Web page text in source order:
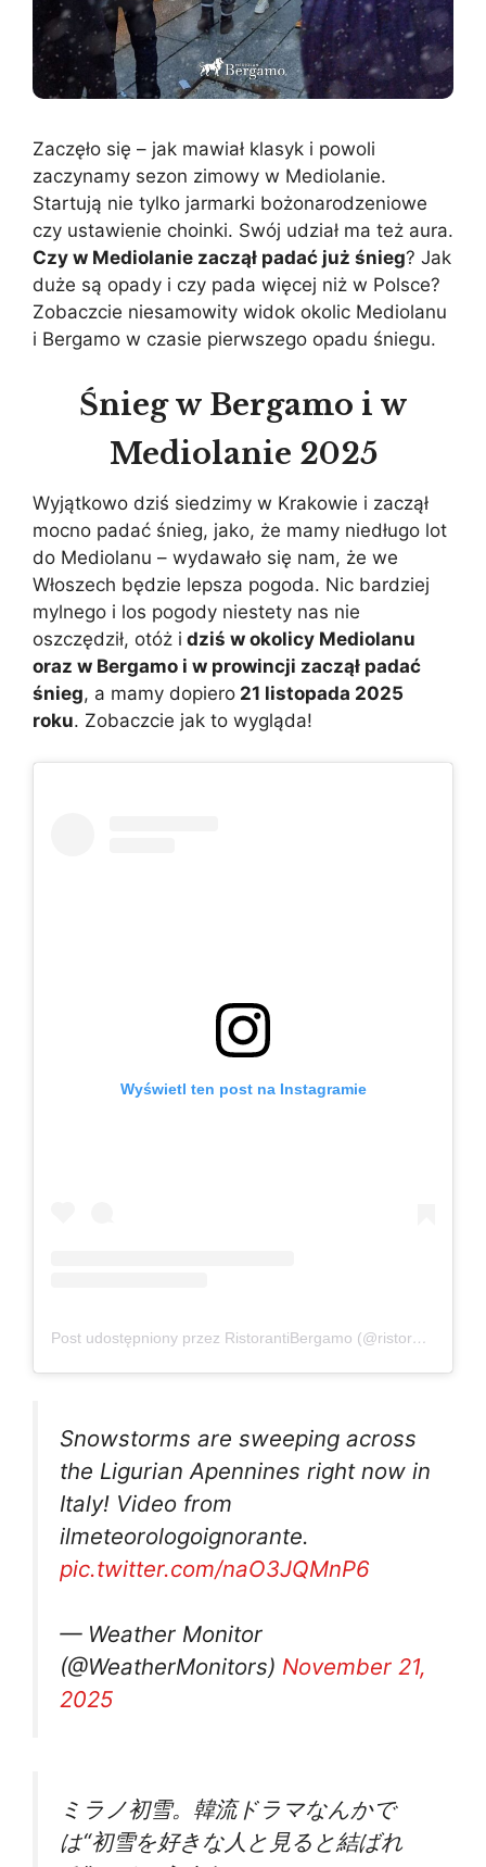
Zaczęło się – jak mawiał klasyk i powoli
zaczynamy sezon zimowy w Mediolanie.
Startują nie tylko jarmarki bożonarodzeniowe
czy ustawienie choinki. Swój udział ma też aura.
Czy w Mediolanie zaczął padać już śnieg? Jak
duże są opady i czy pada więcej niż w Polsce?
Zobaczcie niesamowity widok okolic Mediolanu
i Bergamo w czasie pierwszego opadu śniegu.
Śnieg w Bergamo i w
Mediolanie 2025
Wyjątkowo dziś siedzimy w Krakowie i zaczął
mocno padać śnieg, jako, że mamy niedługo lot
do Mediolanu – wydawało się nam, że we
Włoszech będzie lepsza pogoda. Nic bardziej
mylnego i los pogody niestety nas nie
oszczędził, otóż i dziś w okolicy Mediolanu
oraz w Bergamo i w prowincji zaczął padać
śnieg, a mamy dopiero 21 listopada 2025
roku. Zobaczcie jak to wygląda!
Wyświetl ten post na Instagramie
Post udostępniony przez RistorantiBergamo (@ristorantibergamo)
Snowstorms are sweeping across
the Ligurian Apennines right now in
Italy! Video from
ilmeteorologoignorante.
pic.twitter.com/naO3JQMnP6
— Weather Monitor
(@WeatherMonitors) November 21,
2025
ミラノ初雪。韓流ドラマなんかで
は“初雪を好きな人と見ると結ばれ